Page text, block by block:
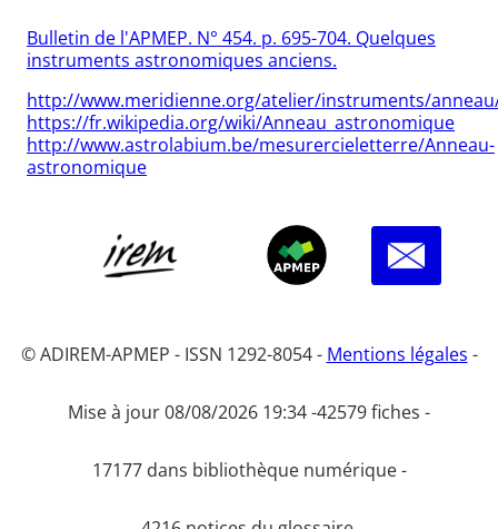
Bulletin de l'APMEP. N° 454. p. 695-704. Quelques
instruments astronomiques anciens.
http://www.meridienne.org/atelier/instruments/
https://fr.wikipedia.org/wiki/Anneau_astronomique
http://www.astrolabium.be/mesurercieletterre/Anneau-
astronomique
© ADIREM-APMEP - ISSN 1292-8054 - Mentions légales -
Mise à jour 08/08/2026 19:34 -42579 fiches -
17177 dans bibliothèque numérique -